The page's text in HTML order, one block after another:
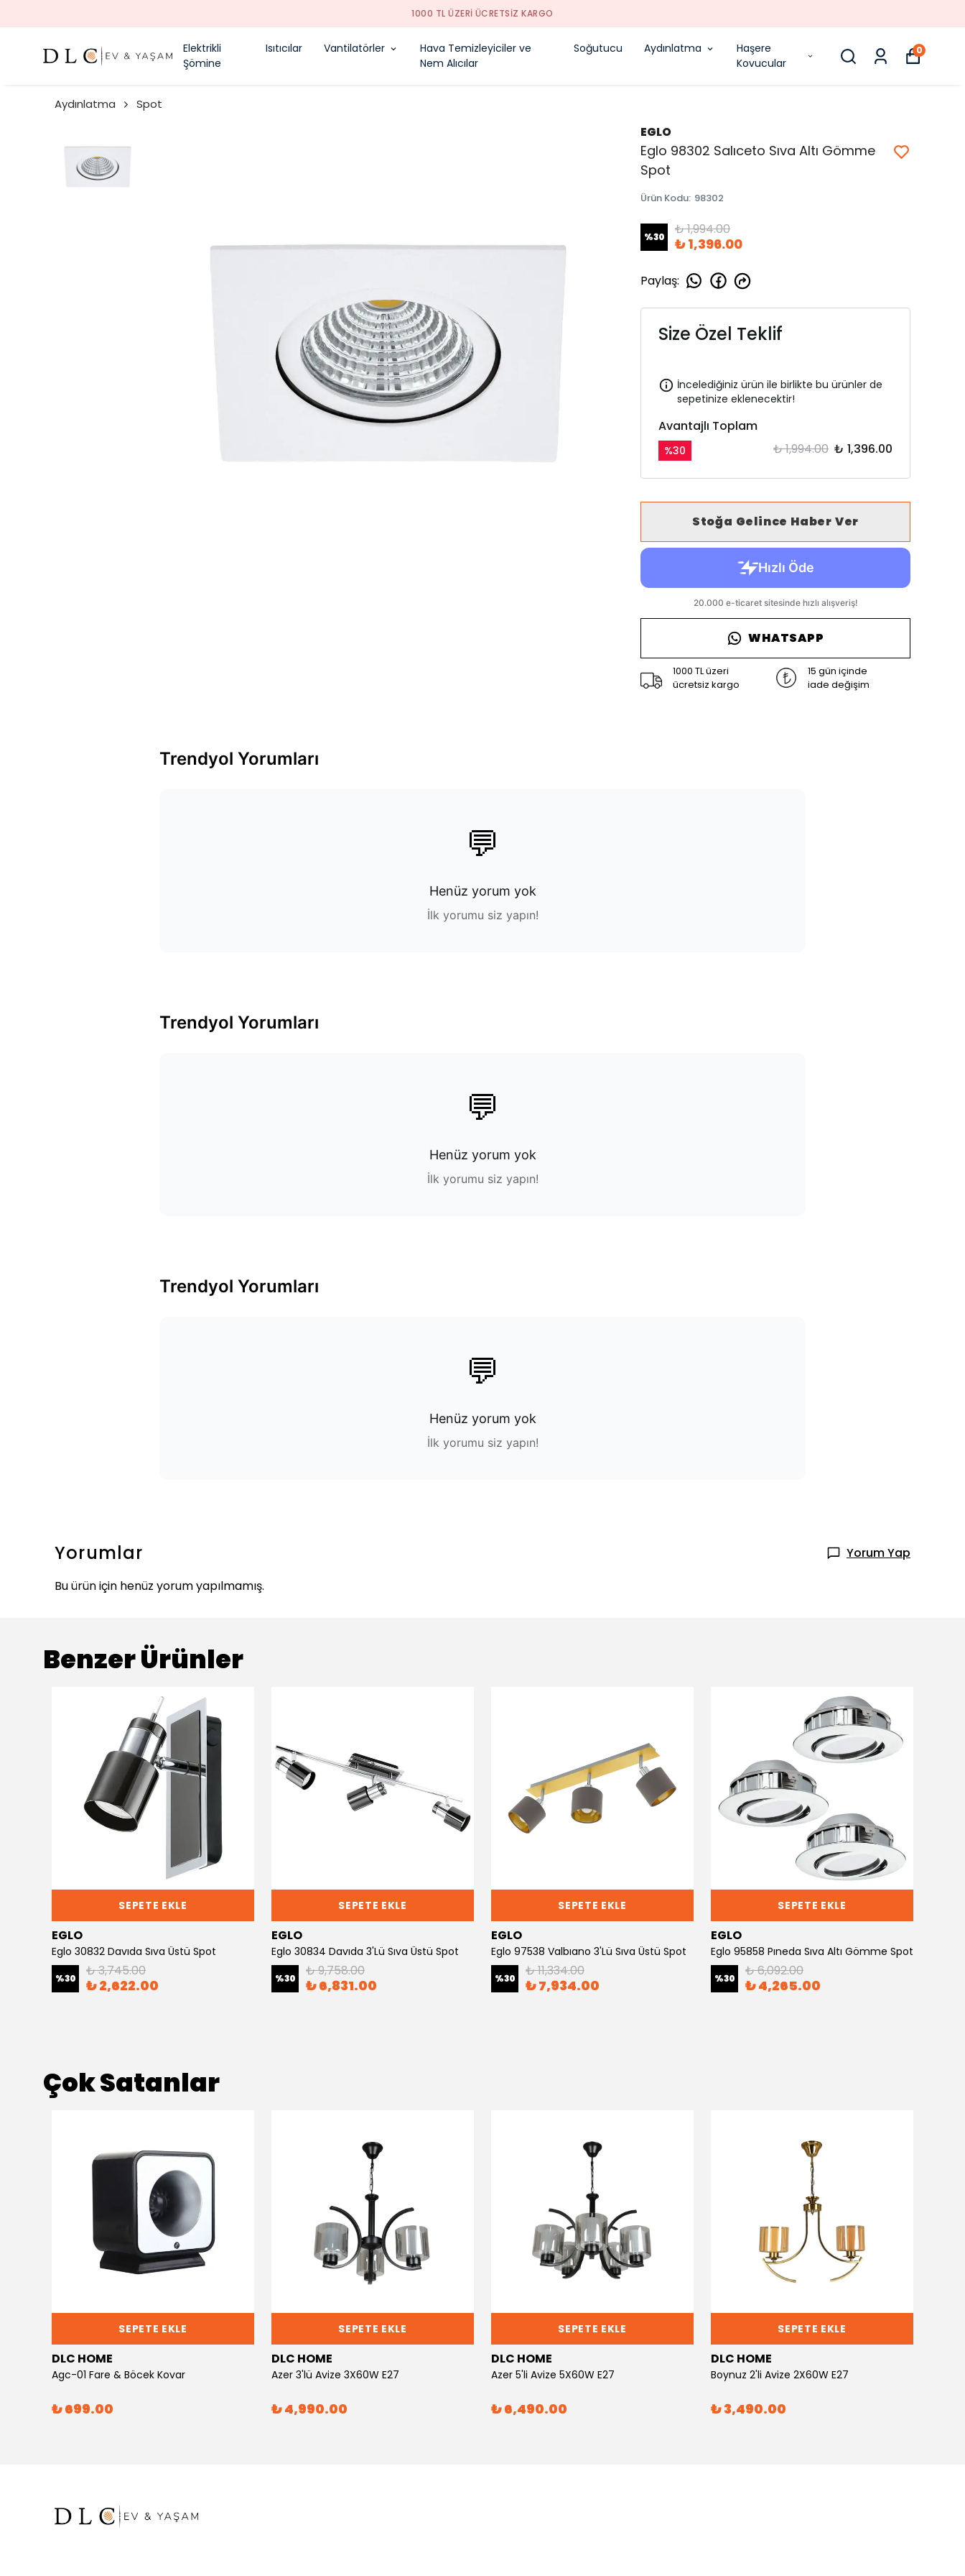
1000 TL ÜZERI ÜCRETSIZ KARGO
Elektrikli
Şömine
Isıtıcılar Vantilatörler
Hava Temizleyiciler ve
Nem Alıcılar
Soğutucu Aydınlatma
Haşere
Kovucular
0
Aydınlatma Spot
EGLO
Eglo 98302 Salıceto Sıva Altı Gömme
Spot
Ürün Kodu: 98302
%30 ₺ 1,994.00
₺ 1,396.00
Paylaş:
Size Özel Teklif
İncelediğiniz ürün ile birlikte bu ürünler de
sepetinize eklenecektir!
Avantajlı Toplam
%30 ₺ 1,994.00 ₺ 1,396.00
Stoğa Gelince Haber Ver
WHATSAPP
1000 TL üzeri
ücretsiz kargo
15 gün içinde
iade değişim
Trendyol Yorumları
💬
Henüz yorum yok
İlk yorumu siz yapın!
Trendyol Yorumları
💬
Henüz yorum yok
İlk yorumu siz yapın!
Trendyol Yorumları
💬
Henüz yorum yok
İlk yorumu siz yapın!
Yorumlar
Yorum Yap
Bu ürün için henüz yorum yapılmamış.
Benzer Ürünler
SEPETE EKLE
EGLO
Eglo 30832 Davıda Sıva Üstü Spot
%30 ₺ 3,745.00
₺ 2,622.00
SEPETE EKLE
EGLO
Eglo 30834 Davıda 3'Lü Sıva Üstü Spot
%30 ₺ 9,758.00
₺ 6,831.00
SEPETE EKLE
EGLO
Eglo 97538 Valbıano 3'Lü Sıva Üstü Spot
%30 ₺ 11,334.00
₺ 7,934.00
SEPETE EKLE
EGLO
Eglo 95858 Pıneda Sıva Altı Gömme Spot
%30 ₺ 6,092.00
₺ 4,265.00
Çok Satanlar
SEPETE EKLE
DLC HOME
Agc-01 Fare & Böcek Kovar
₺ 699.00
SEPETE EKLE
DLC HOME
Azer 3'lü Avize 3X60W E27
₺ 4,990.00
SEPETE EKLE
DLC HOME
Azer 5'li Avize 5X60W E27
₺ 6,490.00
SEPETE EKLE
DLC HOME
Boynuz 2'li Avize 2X60W E27
₺ 3,490.00